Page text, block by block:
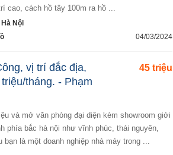
cao, cách hồ tây 100m ra hồ ...
Nội
04/03/2024
45 triệu
vị trí đắc địa,
tháng. - Phạm
phía bắc hà nội như vĩnh phúc, thái nguyên,
là một doanh nghiệp nhà máy trong ...